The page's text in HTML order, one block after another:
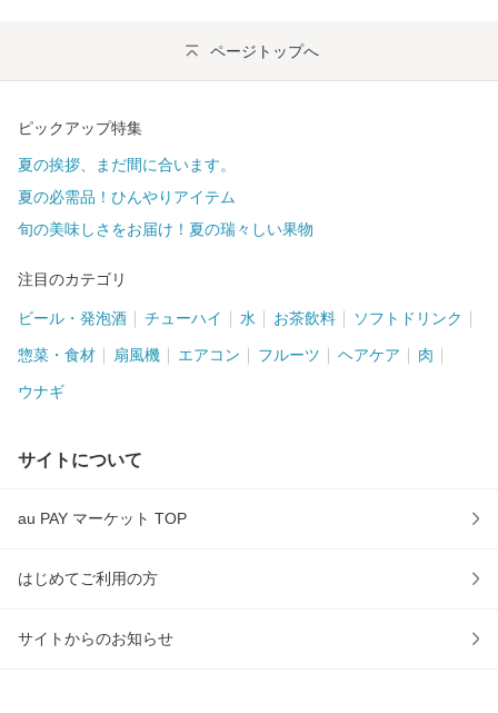
ページトップへ
ピックアップ特集
夏の挨拶、まだ間に合います。
夏の必需品！ひんやりアイテム
旬の美味しさをお届け！夏の瑞々しい果物
注目のカテゴリ
ビール・発泡酒 チューハイ 水 お茶飲料 ソフトドリンク
惣菜・食材 扇風機 エアコン フルーツ ヘアケア 肉
ウナギ
サイトについて
au PAY マーケット TOP
はじめてご利用の方
サイトからのお知らせ